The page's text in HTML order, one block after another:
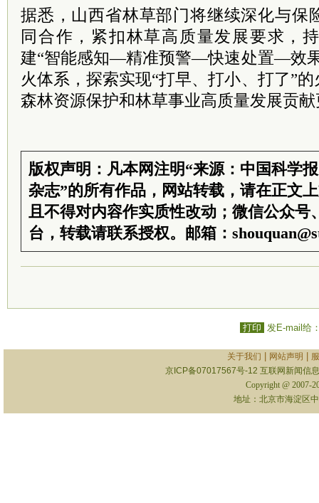
据悉，山西省林草部门将继续深化与保
同合作，紧扣林草高质量发展要求，
建“智能感知—精准预警—快速处置—效
火体系，探索实现“打早、打小、打了”
森林资源保护和林草事业高质量发展贡
版权声明：凡本网注明“来源：中国科学
杂志”的所有作品，网站转载，请在正文
且不得对内容作实质性改动；微信公众号
台，转载请联系授权。邮箱：
打印 发E-mail给
关于我们 网站声明
京ICP备07017567号-12 互联网新闻信
Copyright @ 2007-
地址：北京市海淀区